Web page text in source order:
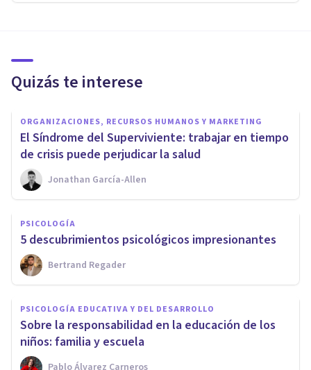
Quizás te interese
ORGANIZACIONES, RECURSOS HUMANOS Y MARKETING
El Síndrome del Superviviente: trabajar en tiempo
de crisis puede perjudicar la salud
Jonathan García-Allen
PSICOLOGÍA
5 descubrimientos psicológicos impresionantes
Bertrand Regader
PSICOLOGÍA EDUCATIVA Y DEL DESARROLLO
Sobre la responsabilidad en la educación de los
niños: familia y escuela
Pablo Álvarez Carneros